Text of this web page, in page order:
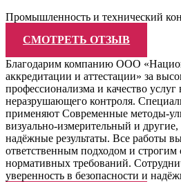
Промышленность и технический
СМОТРЕТЬ ОТЗЫВ
Благодарим компанию ООО
аккредитации и аттестации» за
профессионализма и качество услуг
неразрушающего контроля.
применяют Современные методы-
визуально-измерительный и
надёжные результаты. Все работы
ответственным подходом и
нормативных требований.
уверенность в безопасности и